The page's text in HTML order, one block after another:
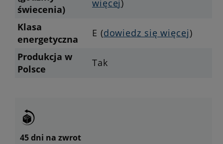
świecenia)
więcej)
Klasa
energetyczna
E (dowiedz się więcej)
Produkcja w
Polsce
Tak
45 dni na zwrot